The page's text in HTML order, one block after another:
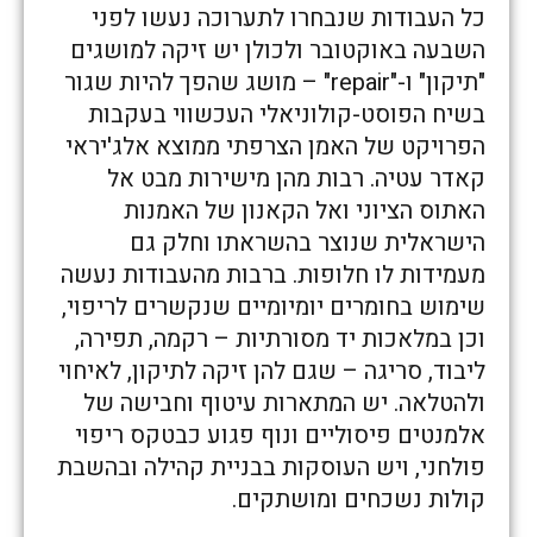
כל העבודות שנבחרו לתערוכה נעשו לפני
השבעה באוקטובר ולכולן יש זיקה למושגים
"תיקון" ו-"repair" – מושג שהפך להיות שגור
בשיח הפוסט-קולוניאלי העכשווי בעקבות
הפרויקט של האמן הצרפתי ממוצא אלג'יראי
קאדר עטיה. רבות מהן מישירות מבט אל
האתוס הציוני ואל הקאנון של האמנות
הישראלית שנוצר בהשראתו וחלק גם
מעמידות לו חלופות. ברבות מהעבודות נעשה
שימוש בחומרים יומיומיים שנקשרים לריפוי,
וכן במלאכות יד מסורתיות – רקמה, תפירה,
ליבוד, סריגה – שגם להן זיקה לתיקון, לאיחוי
ולהטלאה. יש המתארות עיטוף וחבישה של
אלמנטים פיסוליים ונוף פגוע כבטקס ריפוי
פולחני, ויש העוסקות בבניית קהילה ובהשבת
קולות נשכחים ומושתקים.